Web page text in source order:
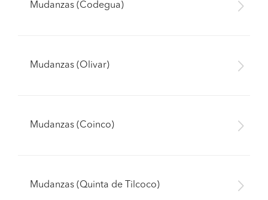
Mudanzas (Codegua)
Mudanzas (Olivar)
Mudanzas (Coinco)
Mudanzas (Quinta de Tilcoco)